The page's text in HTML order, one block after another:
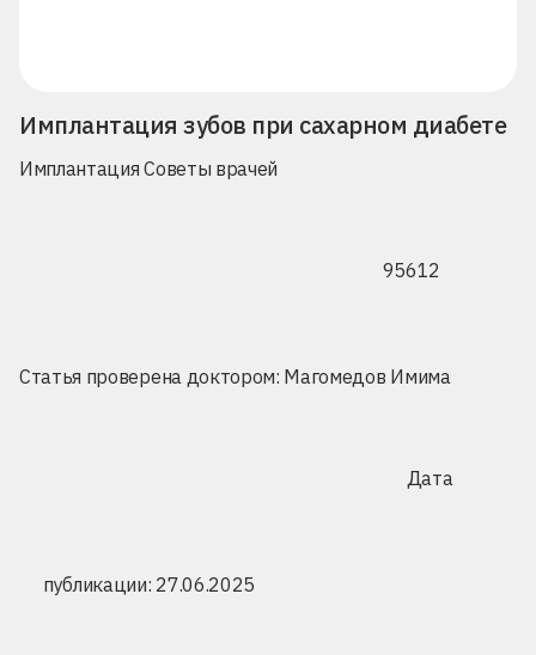
Имплантация зубов при сахарном диабете
Имплантация Советы врачей
95612
Статья проверена доктором: Магомедов Имима
Дата
публикации: 27.06.2025